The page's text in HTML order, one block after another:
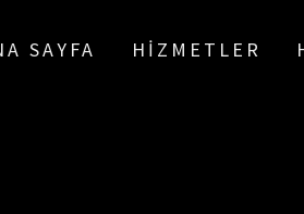
SAYFA HIZMETLER